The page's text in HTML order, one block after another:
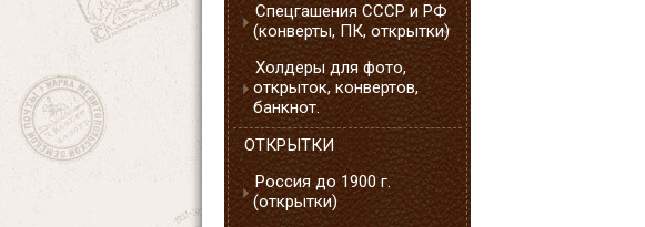
Спецгашения СССР и РФ
(конверты, ПК, открытки)
Холдеры для фото,
открыток, конвертов,
банкнот.
ОТКРЫТКИ
Россия до 1900 г.
(открытки)